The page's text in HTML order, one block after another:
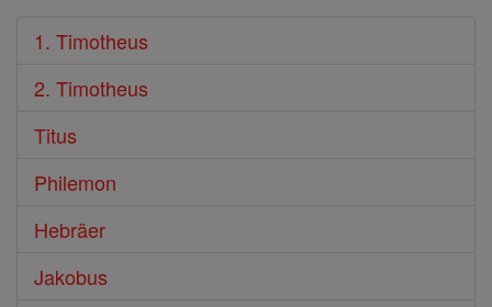
1. Timotheus
2. Timotheus
Titus
Philemon
Hebräer
Jakobus